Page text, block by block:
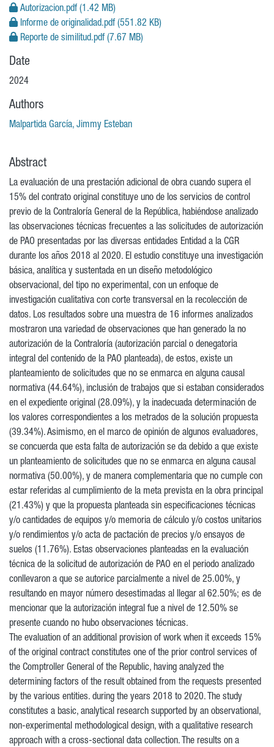
Autorizacion.pdf (1.42 MB)
Informe de originalidad.pdf (551.82 KB)
Reporte de similitud.pdf (7.67 MB)
Date
2024
Authors
Malpartida García, Jimmy Esteban
Abstract
La evaluación de una prestación adicional de obra cuando supera el
15% del contrato original constituye uno de los servicios de control
previo de la Contraloría General de la República, habiéndose analizado
las observaciones técnicas frecuentes a las solicitudes de autorización
de PAO presentadas por las diversas entidades Entidad a la CGR
durante los años 2018 al 2020. El estudio constituye una investigación
básica, analítica y sustentada en un diseño metodológico
observacional, del tipo no experimental, con un enfoque de
investigación cualitativa con corte transversal en la recolección de
datos. Los resultados sobre una muestra de 16 informes analizados
mostraron una variedad de observaciones que han generado la no
autorización de la Contraloría (autorización parcial o denegatoria
integral del contenido de la PAO planteada), de estos, existe un
planteamiento de solicitudes que no se enmarca en alguna causal
normativa (44.64%), inclusión de trabajos que si estaban considerados
en el expediente original (28.09%), y la inadecuada determinación de
los valores correspondientes a los metrados de la solución propuesta
(39.34%). Asimismo, en el marco de opinión de algunos evaluadores,
se concuerda que esta falta de autorización se da debido a que existe
un planteamiento de solicitudes que no se enmarca en alguna causal
normativa (50.00%), y de manera complementaria que no cumple con
estar referidas al cumplimiento de la meta prevista en la obra principal
(21.43%) y que la propuesta planteada sin especificaciones técnicas
y/o cantidades de equipos y/o memoria de cálculo y/o costos unitarios
y/o rendimientos y/o acta de pactación de precios y/o ensayos de
suelos (11.76%). Estas observaciones planteadas en la evaluación
técnica de la solicitud de autorización de PAO en el periodo analizado
conllevaron a que se autorice parcialmente a nivel de 25.00%, y
resultando en mayor número desestimadas al llegar al 62.50%; es de
mencionar que la autorización integral fue a nivel de 12.50% se
presente cuando no hubo observaciones técnicas.
The evaluation of an additional provision of work when it exceeds 15%
of the original contract constitutes one of the prior control services of
the Comptroller General of the Republic, having analyzed the
determining factors of the result obtained from the requests presented
by the various entities. during the years 2018 to 2020. The study
constitutes a basic, analytical research supported by an observational,
non-experimental methodological design, with a qualitative research
approach with a cross-sectional data collection. The results on a